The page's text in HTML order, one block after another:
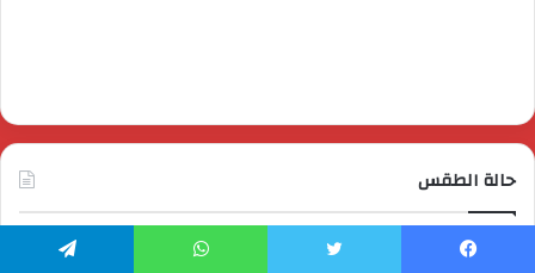
حالة الطقس